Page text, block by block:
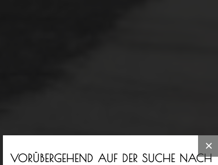
VORÜBERGEHEND AUF DER SUCHE NACH
×